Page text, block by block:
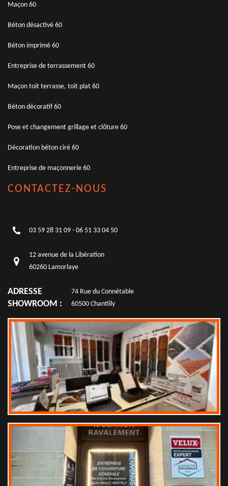
Maçon 60
Béton désactivé 60
Béton imprimé 60
Entreprise de terrassement 60
Maçon toit terrasse, toit plat 60
Béton décoratif 60
Pose et changement grillage et clôture 60
Décoration béton ciré 60
Entreprise de maçonnerie 60
CONTACTEZ-NOUS
03 59 28 31 09 - 06 51 33 04 50
12 avenue de la Libération
60260 Lamorlaye
ADRESSE
SHOWROOM :
74 Rue du Connétable
60500 Chantilly